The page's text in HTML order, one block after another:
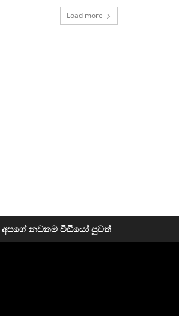
Load more
අපගේ නවතම වීඩියෝ පුවත්